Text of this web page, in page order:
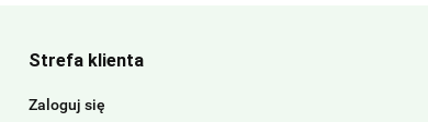
Strefa klienta
Zaloguj się